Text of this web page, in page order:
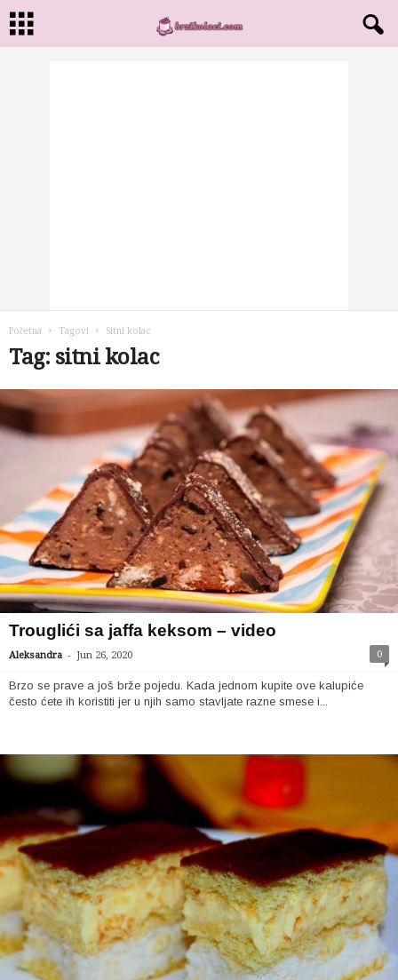
Početna Tagovi Sitni kolac
Tag: sitni kolac
Trouglići sa jaffa keksom – video
Aleksandra - Jun 26, 2020 0
Brzo se prave a još brže pojedu. Kada jednom kupite ove kalupiće
često ćete ih koristiti jer u njih samo stavljate razne smese i...